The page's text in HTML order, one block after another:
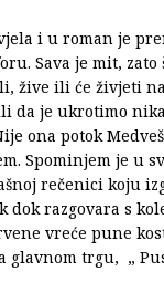
i u roman je
Sava je mit, zato
žive ili će živjeti
da je ukrotimo
ona potok
Spominjem je u
rečenici koju
razgovara s
vreće pune
glavnom trgu, „